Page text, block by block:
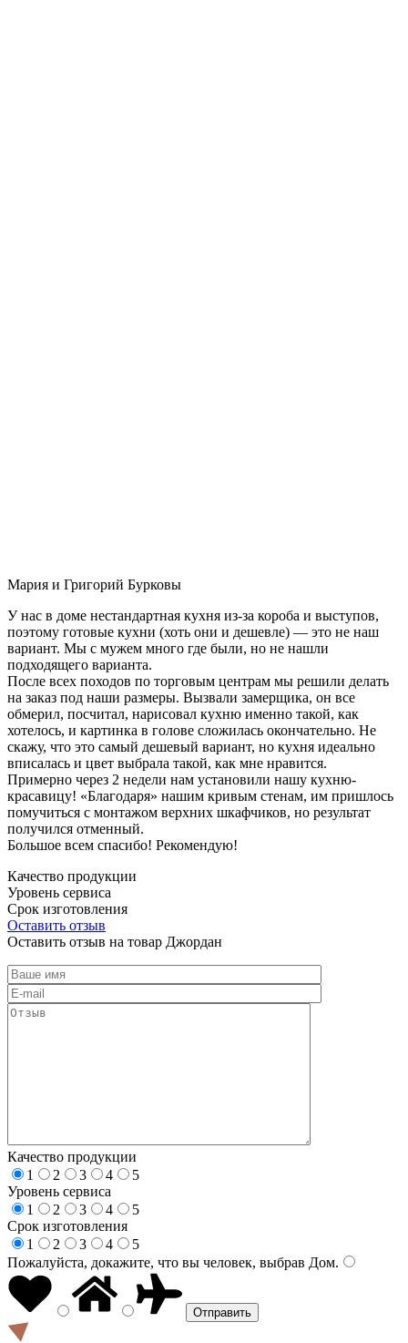
Мария и Григорий Бурковы
У нас в доме нестандартная кухня из-за короба и выступов,
поэтому готовые кухни (хоть они и дешевле) — это не наш
вариант. Мы с мужем много где были, но не нашли
подходящего варианта.
После всех походов по торговым центрам мы решили делать
на заказ под наши размеры. Вызвали замерщика, он все
обмерил, посчитал, нарисовал кухню именно такой, как
хотелось, и картинка в голове сложилась окончательно. Не
скажу, что это самый дешевый вариант, но кухня идеально
вписалась и цвет выбрала такой, как мне нравится.
Примерно через 2 недели нам установили нашу кухню-
красавицу! «Благодаря» нашим кривым стенам, им пришлось
помучиться с монтажом верхних шкафчиков, но результат
получился отменный.
Большое всем спасибо! Рекомендую!
Качество продукции
Уровень сервиса
Срок изготовления
Оставить отзыв
Оставить отзыв на товар Джордан
Качество продукции
1
2 3 4
5
Уровень сервиса
1
2 3 4
5
Срок изготовления
1
2 3 4
5
Пожалуйста, докажите, что вы человек, выбрав Дом.